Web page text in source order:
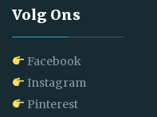
Volg Ons
Facebook
Instagram
Pinterest